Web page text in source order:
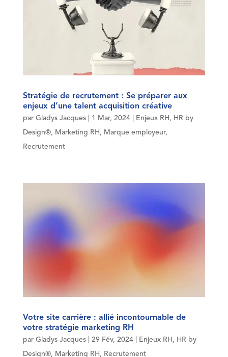
Stratégie de recrutement : Se préparer aux
enjeux d’une talent acquisition créative
par Gladys Jacques| 1 Mar, 2024| Enjeux RH, HR by
Design®, Marketing RH, Marque employeur,
Recrutement
Votre site carrière : allié incontournable de
votre stratégie marketing RH
par Gladys Jacques| 29 Fév, 2024| Enjeux RH, HR by
Design®, Marketing RH, Recrutement